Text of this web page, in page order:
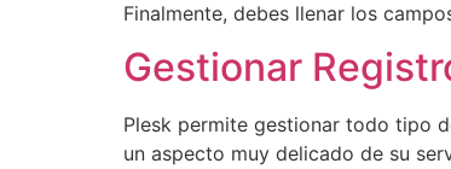
Finalmente, debes llenar los
Gestionar
Plesk permite gestionar todo tipo
un aspecto muy delicado de su